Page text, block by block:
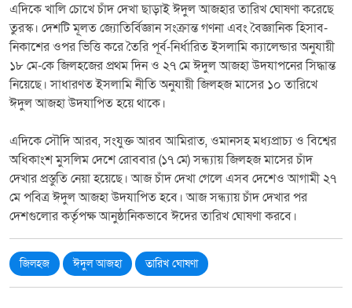
এদিকে খালি চোখে চাঁদ দেখা ছাড়াই ঈদুল আজহার তারিখ ঘোষণা করেছে
তুরস্ক। দেশটি মূলত জ্যোতির্বিজ্ঞান সংক্রান্ত গণনা এবং বৈজ্ঞানিক হিসাব-
নিকাশের ওপর ভিত্তি করে তৈরি পূর্ব-নির্ধারিত ইসলামি ক্যালেন্ডার অনুযায়ী
১৮ মে-কে জিলহজের প্রথম দিন ও ২৭ মে ঈদুল আজহা উদযাপনের সিদ্ধান্ত
নিয়েছে। সাধারণত ইসলামি নীতি অনুযায়ী জিলহজ মাসের ১০ তারিখে
ঈদুল আজহা উদযাপিত হয়ে থাকে।
এদিকে সৌদি আরব, সংযুক্ত আরব আমিরাত, ওমানসহ মধ্যপ্রাচ্য ও বিশ্বের
অধিকাংশ মুসলিম দেশে রোববার (১৭ মে) সন্ধ্যায় জিলহজ মাসের চাঁদ
দেখার প্রস্তুতি নেয়া হয়েছে। আজ চাঁদ দেখা গেলে এসব দেশেও আগামী ২৭
মে পবিত্র ঈদুল আজহা উদযাপিত হবে। আজ সন্ধ্যায় চাঁদ দেখার পর
দেশগুলোর কর্তৃপক্ষ আনুষ্ঠানিকভাবে ঈদের তারিখ ঘোষণা করবে।
জিলহজ ঈদুল আজহা তারিখ ঘোষণা